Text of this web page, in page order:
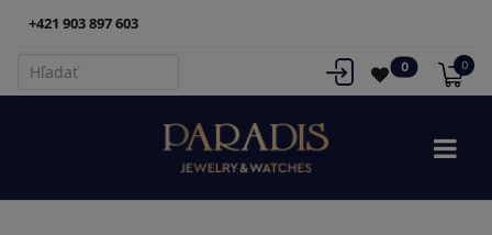
+421 903 897 603
0 0